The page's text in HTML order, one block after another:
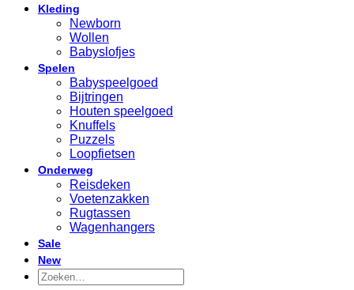
Kleding
Newborn
Wollen
Babyslofjes
Spelen
Babyspeelgoed
Bijtringen
Houten speelgoed
Knuffels
Puzzels
Loopfietsen
Onderweg
Reisdeken
Voetenzakken
Rugtassen
Wagenhangers
Sale
New
Zoeken